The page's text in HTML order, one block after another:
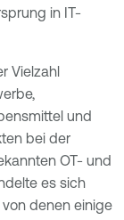
in IT-
Vielzahl
und
bei der
OT- und
es sich
denen einige